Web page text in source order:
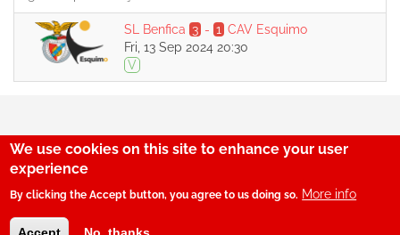
SL Benfica 3 - 1 CAV Esquimo
Fri, 13 Sep 2024 20:30
V
© SerBenfiquista.com 2001-2026
29
We use cookies on this site to enhance your user
experience
By clicking the Accept button, you agree to us doing so. More info